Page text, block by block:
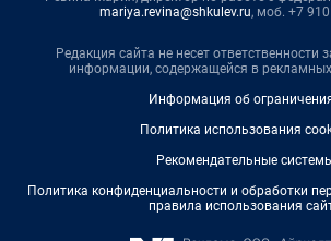
mariya.revina@shkulev.ru, моб. +7
Редакция сайта не несет ответственности
информации, содержащейся в
Информация об
Политика использования
Рекомендательные
Политика конфиденциальности и обработки
правила использования